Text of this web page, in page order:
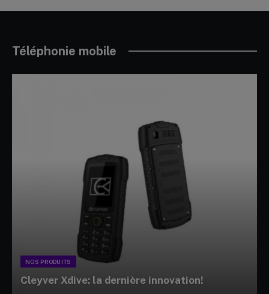
Téléphonie mobile
NOS PRODUITS
Cleyver Xdive: la dernière innovation!